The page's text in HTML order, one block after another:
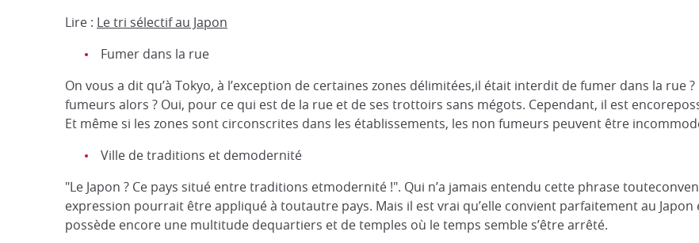
Lire : Le tri sélectif au Japon
Fumer dans la rue
On vous a dit qu’à Tokyo, à l’exception de certaines zones délimitées,il était interdit de fumer dans la rue
fumeurs alors ? Oui, pour ce qui est de la rue et de ses trottoirs sans mégots. Cependant, il est
Et même si les zones sont circonscrites dans les établissements, les non fumeurs peuvent être
Ville de traditions et demodernité
"Le Japon ? Ce pays situé entre traditions etmodernité !". Qui n’a jamais entendu cette phrase
expression pourrait être appliqué à toutautre pays. Mais il est vrai qu’elle convient parfaitement au
possède encore une multitude dequartiers et de temples où le temps semble s’être arrêté.